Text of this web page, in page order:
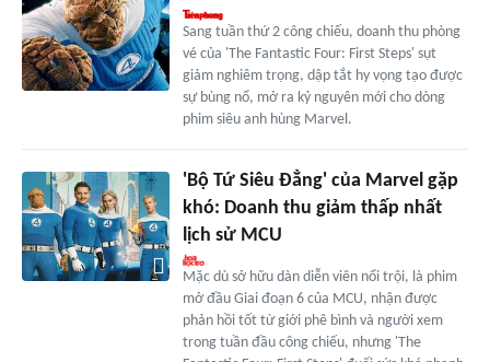
Sang tuần thứ 2 công chiếu, doanh thu phòng
vé của 'The Fantastic Four: First Steps' sụt
giảm nghiêm trọng, dập tắt hy vọng tạo được
sự bùng nổ, mở ra kỷ nguyên mới cho dòng
phim siêu anh hùng Marvel.
'Bộ Tứ Siêu Đẳng' của Marvel gặp
khó: Doanh thu giảm thấp nhất
lịch sử MCU
Mặc dù sở hữu dàn diễn viên nổi trội, là phim
mở đầu Giai đoạn 6 của MCU, nhận được
phản hồi tốt từ giới phê bình và người xem
trong tuần đầu công chiếu, nhưng 'The